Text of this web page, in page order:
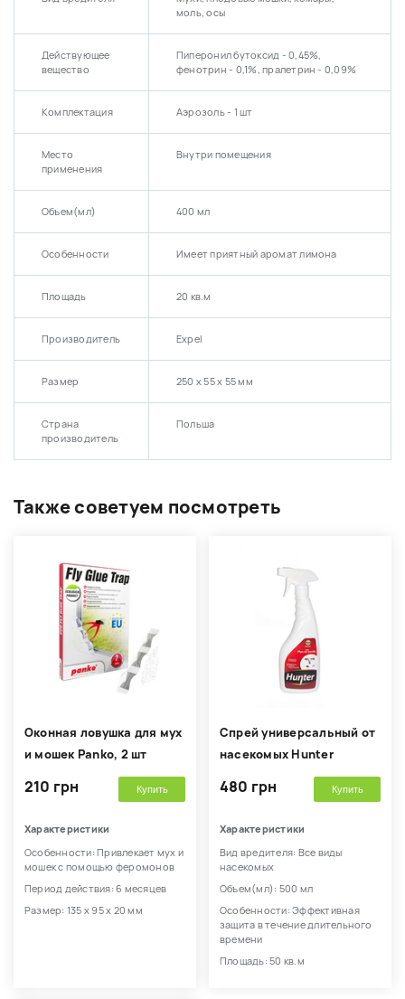
моль, осы
Действующее
вещество
Пиперонил бутоксид - 0,45%,
фенотрин - 0,1%, пралетрин - 0,09%
Комплектация Аэрозоль - 1 шт
Место
применения
Внутри помещения
Объем(мл) 400 мл
Особенности Имеет приятный аромат лимона
Площадь 20 кв.м
Производитель Expel
Размер 250 х 55 х 55 мм
Страна
производитель
Польша
Также советуем посмотреть
Оконная ловушка для мух
и мошек Panko, 2 шт
210 грн Купить
Характеристики
Особенности: Привлекает мух и
мошек с помощью феромонов
Период действия: 6 месяцев
Размер: 135 х 95 х 20 мм
Спрей универсальный от
насекомых Hunter
480 грн Купить
Характеристики
Вид вредителя: Все виды
насекомых
Объем(мл): 500 мл
Особенности: Эффективная
защита в течение длительного
времени
Площадь: 50 кв.м